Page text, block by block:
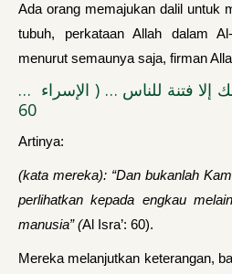
Ada orang memajukan dalil untuk
tubuh, perkataan Allah dalam
menurut semaunya saja, firman
… وما جعلنا الرؤيا التي ارينك إلا فتنة للناس … ( الإسراء
60
Artinya:
(kata mereka): “Dan bukanlah
perlihatkan kepada engkau
manusia” (Al Isra’: 60).
Mereka melanjutkan keterangan,